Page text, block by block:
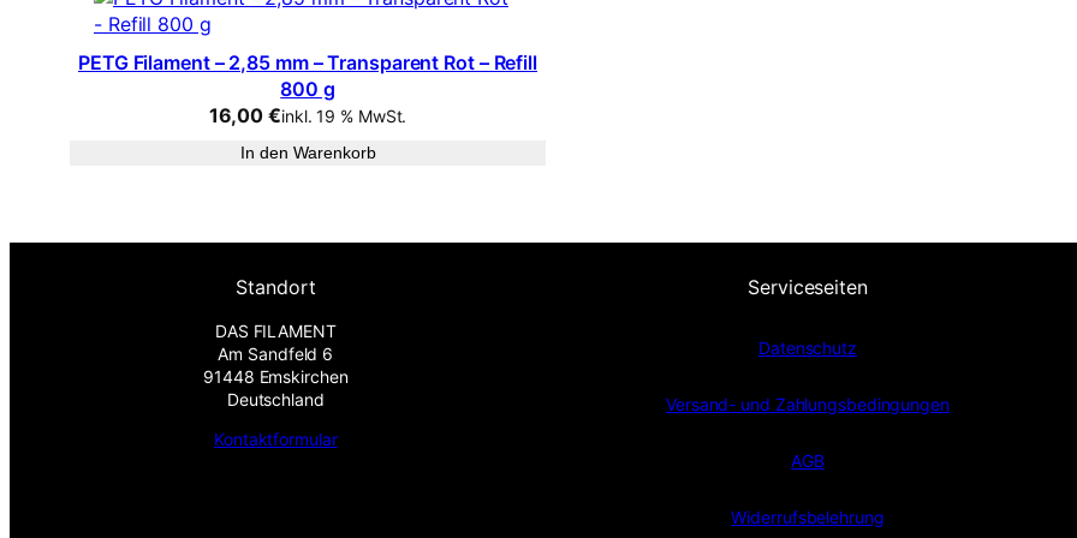
PETG Filament – 2,85 mm – Transparent Rot – Refill
800 g
16,00€inkl. 19 % MwSt.
In den Warenkorb
Standort
DAS FILAMENT
Am Sandfeld 6
91448 Emskirchen
Deutschland
Kontaktformular
Serviceseiten
Datenschutz
Versand- und Zahlungsbedingungen
AGB
Widerrufsbelehrung